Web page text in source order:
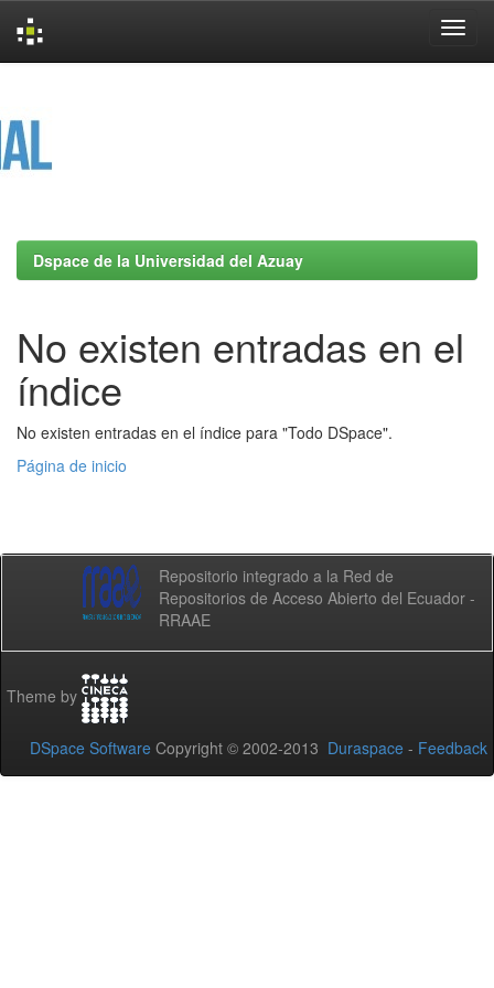
Dspace de la Universidad del Azuay
No existen entradas en el
índice
No existen entradas en el índice para "Todo DSpace".
Página de inicio
Repositorio integrado a la Red de
Repositorios de Acceso Abierto del Ecuador -
RRAAE
Theme by
DSpace Software Copyright © 2002-2013 Duraspace - Feedback